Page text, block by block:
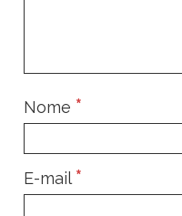
Nome *
E-mail *